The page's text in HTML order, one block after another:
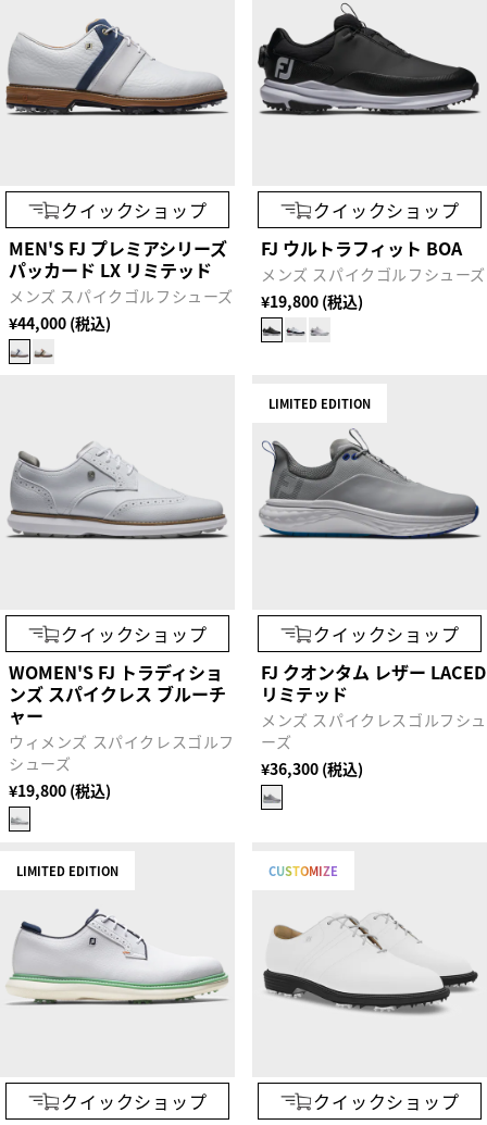
クイックショップ
MEN'S FJ プレミアシリーズ
パッカード LX リミテッド
メンズ スパイクゴルフシューズ
¥44,000 (税込)
クイックショップ
FJ ウルトラフィット BOA
メンズ スパイクゴルフシューズ
¥19,800 (税込)
クイックショップ
WOMEN'S FJ トラディショ
ンズ スパイクレス ブルーチ
ャー
ウィメンズ スパイクレスゴルフ
シューズ
¥19,800 (税込)
LIMITED EDITION
クイックショップ
FJ クオンタム レザー LACED
リミテッド
メンズ スパイクレスゴルフシュ
ーズ
¥36,300 (税込)
LIMITED EDITION
クイックショップ
CUSTOMIZE
クイックショップ